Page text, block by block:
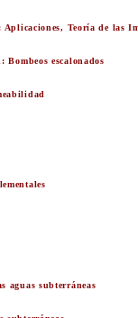
Teoría de las
escalonados
aguas subterráneas